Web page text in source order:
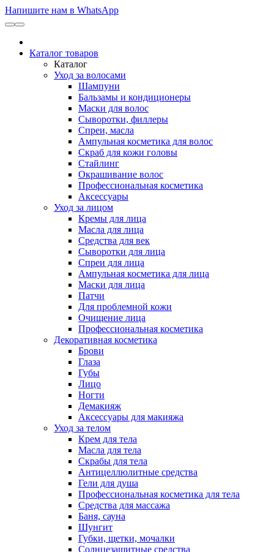
Напишите нам в WhatsApp
Каталог товаров
Каталог
Уход за волосами
Шампуни
Бальзамы и кондиционеры
Маски для волос
Сыворотки, филлеры
Спреи, масла
Ампульная косметика для волос
Скраб для кожи головы
Стайлинг
Окрашивание волос
Профессиональная косметика
Аксессуары
Уход за лицом
Кремы для лица
Масла для лица
Средства для век
Сыворотки для лица
Спреи для лица
Ампульная косметика для лица
Маски для лица
Патчи
Для проблемной кожи
Очищение лица
Профессиональная косметика
Декоративная косметика
Брови
Глаза
Губы
Лицо
Ногти
Демакияж
Аксессуары для макияжа
Уход за телом
Крем для тела
Масла для тела
Скрабы для тела
Антицеллюлитные средства
Гели для душа
Профессиональная косметика для тела
Средства для массажа
Баня, сауна
Шунгит
Губки, щетки, мочалки
Солнцезащитные средства